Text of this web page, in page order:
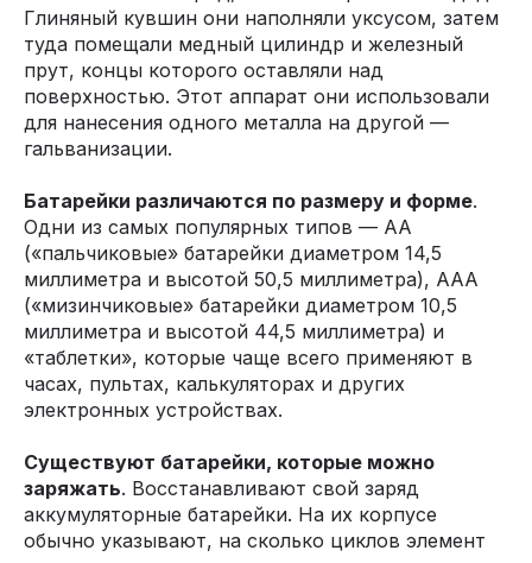
Глиняный кувшин они наполняли уксусом, затем
туда помещали медный цилиндр и железный
прут, концы которого оставляли над
поверхностью. Этот аппарат они использовали
для нанесения одного металла на другой —
гальванизации.
Батарейки различаются по размеру и форме.
Одни из самых популярных типов — АА
(«пальчиковые» батарейки диаметром 14,5
миллиметра и высотой 50,5 миллиметра), ААА
(«мизинчиковые» батарейки диаметром 10,5
миллиметра и высотой 44,5 миллиметра) и
«таблетки», которые чаще всего применяют в
часах, пультах, калькуляторах и других
электронных устройствах.
Существуют батарейки, которые можно
заряжать. Восстанавливают свой заряд
аккумуляторные батарейки. На их корпусе
обычно указывают, на сколько циклов элемент